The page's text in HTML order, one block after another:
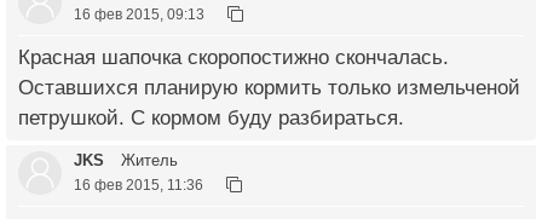
16 фев 2015, 09:13
Красная шапочка скоропостижно скончалась.
Оставшихся планирую кормить только измельченой
петрушкой. С кормом буду разбираться.
JKS Житель
16 фев 2015, 11:36